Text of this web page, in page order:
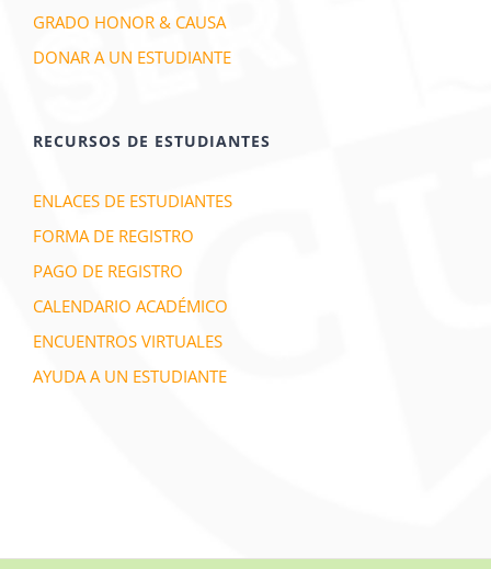
GRADO HONOR & CAUSA
DONAR A UN ESTUDIANTE
RECURSOS DE ESTUDIANTES
ENLACES DE ESTUDIANTES
FORMA DE REGISTRO
PAGO DE REGISTRO
CALENDARIO ACADÉMICO
ENCUENTROS VIRTUALES
AYUDA A UN ESTUDIANTE